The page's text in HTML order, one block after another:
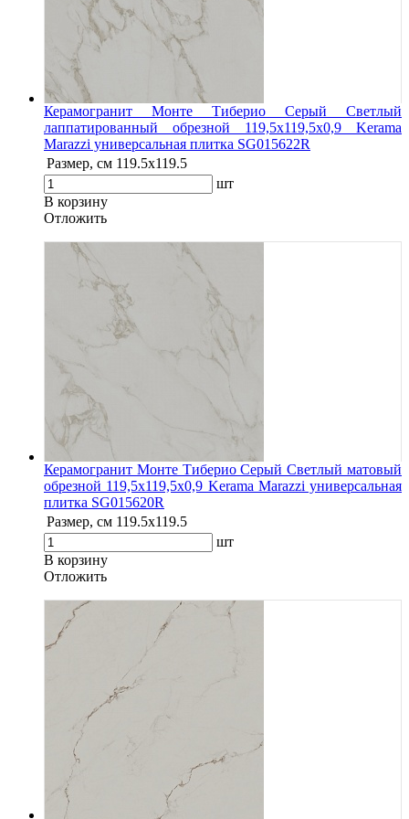
Керамогранит Монте Тиберио Серый Светлый
лаппатированный обрезной 119,5x119,5x0,9 Kerama
Marazzi универсальная плитка SG015622R
Размер, см 119.5х119.5
шт
В корзину
Oтложить
Керамогранит Монте Тиберио Серый Светлый матовый
обрезной 119,5x119,5x0,9 Kerama Marazzi универсальная
плитка SG015620R
Размер, см 119.5х119.5
шт
В корзину
Oтложить